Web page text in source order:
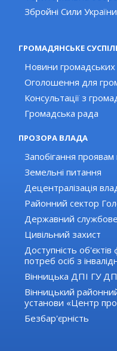
Збройні Сили України
ГРОМАДЯНСЬКЕ
Новини громадських
Оголошення для
Консультації з
Громадська рада
ПРОЗОРА ВЛАДА
Запобігання проявам
Земельні питання
Децентралізація
Районний сектор
Державний
Цивільний захист
Доступність
потреб осіб з
Вінницька ДПІ ГУ
Вінницький
установи «Центр
Безбар'єрність